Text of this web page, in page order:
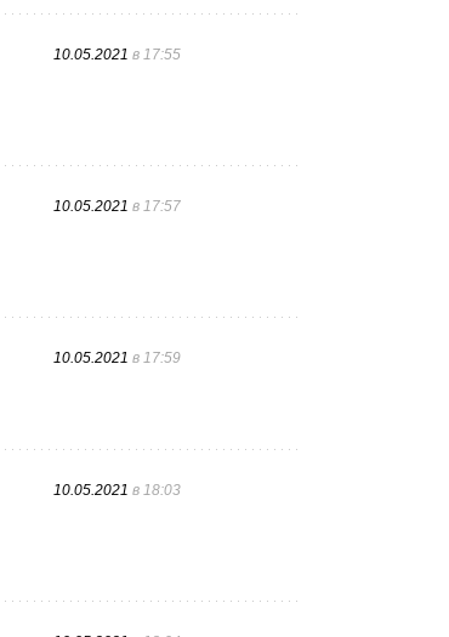
10.05.2021 в 17:55
10.05.2021 в 17:57
10.05.2021 в 17:59
10.05.2021 в 18:03